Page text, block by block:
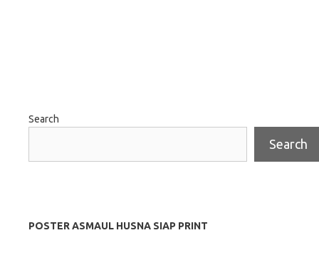
Search
Search
POSTER ASMAUL HUSNA SIAP PRINT